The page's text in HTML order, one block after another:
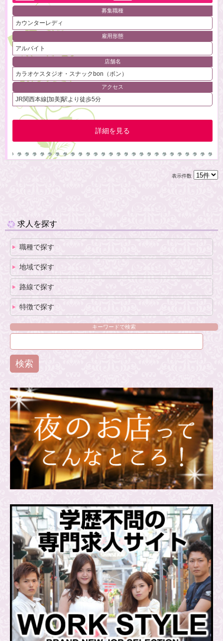
募集職種
カウンターレディ
雇用形態
アルバイト
店舗名
カラオケスタジオ・スナックbon（ボン）
アクセス
JR関西本線[加美]駅より徒歩5分
詳細を見る
表示件数
求人を探す
職種で探す
地域で探す
路線で探す
特徴で探す
キーワードで検索